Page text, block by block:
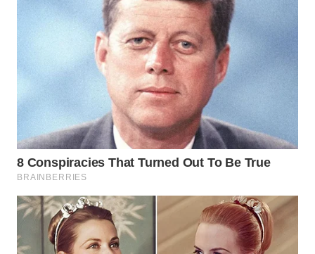
WN
SULSEL
WN
GORONTALO
WN
SULUT